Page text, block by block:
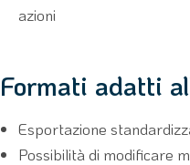
azioni
Formati adatti
Esportazione
Possibilità di modificare